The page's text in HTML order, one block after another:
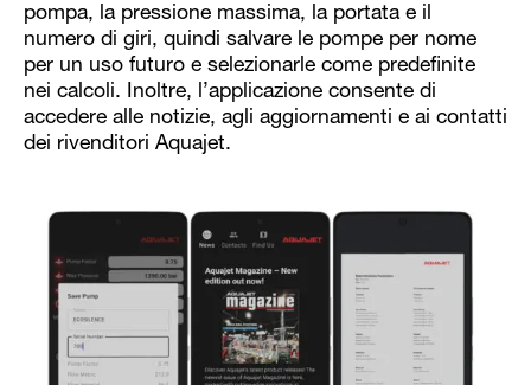
pompa, la pressione massima, la portata e il
numero di giri, quindi salvare le pompe per nome
per un uso futuro e selezionarle come predefinite
nei calcoli. Inoltre, l’applicazione consente di
accedere alle notizie, agli aggiornamenti e ai contatti
dei rivenditori Aquajet.